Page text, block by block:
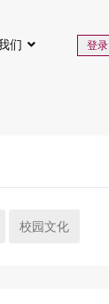
们 登录
校园文化